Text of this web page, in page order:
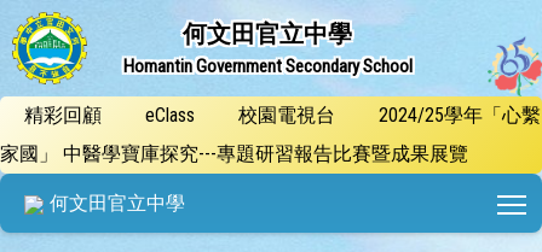
何文田官立中學
Homantin Government Secondary School
精彩回顧 eClass 校園電視台
2024/25學年「心繫
家國」 中醫學寶庫探究---專題研習報告比賽暨成果展覽
何文田官立中學